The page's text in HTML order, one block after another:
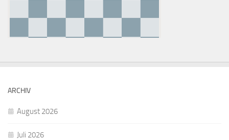
ARCHIV
August 2026
Juli 2026